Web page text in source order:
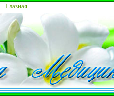
Главная